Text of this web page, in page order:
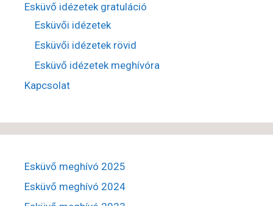
Esküvő idézetek gratuláció
Esküvői idézetek
Esküvői idézetek rövid
Esküvő idézetek meghívóra
Kapcsolat
Esküvő meghívó 2025
Esküvő meghívó 2024